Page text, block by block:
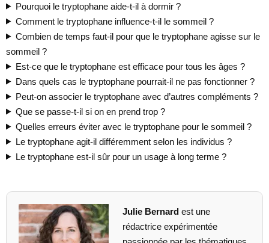
Pourquoi le tryptophane aide-t-il à dormir ?
Comment le tryptophane influence-t-il le sommeil ?
Combien de temps faut-il pour que le tryptophane agisse sur le
sommeil ?
Est-ce que le tryptophane est efficace pour tous les âges ?
Dans quels cas le tryptophane pourrait-il ne pas fonctionner ?
Peut-on associer le tryptophane avec d’autres compléments ?
Que se passe-t-il si on en prend trop ?
Quelles erreurs éviter avec le tryptophane pour le sommeil ?
Le tryptophane agit-il différemment selon les individus ?
Le tryptophane est-il sûr pour un usage à long terme ?
Julie Bernardest une
rédactrice expérimentée